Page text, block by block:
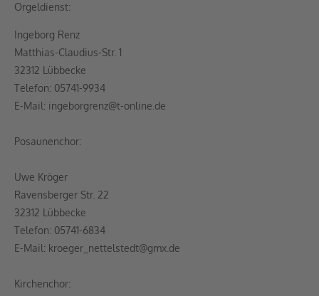
Orgeldienst:
Ingeborg Renz
Matthias-Claudius-Str. 1
32312 Lübbecke
Telefon: 05741-9934
E-Mail: ingeborgrenz@t-online.de
Posaunenchor:
Uwe Kröger
Ravensberger Str. 22
32312 Lübbecke
Telefon: 05741-6834
E-Mail: kroeger_nettelstedt@gmx.de
Kirchenchor: